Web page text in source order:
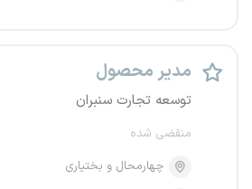
مدیر محصول
توسعه تجارت سنبران
منقضی شده
چهارمحال و بختیاری